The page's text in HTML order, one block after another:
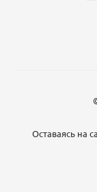
Оставаясь на